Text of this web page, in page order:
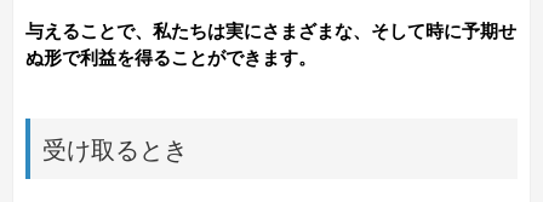
与えることで、私たちは実にさまざまな、そして時に予期せ
ぬ形で利益を得ることができます。
受け取るとき